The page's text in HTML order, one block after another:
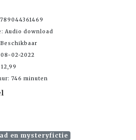
Audio download
02-2022
746 minuten
en mysteryfictie